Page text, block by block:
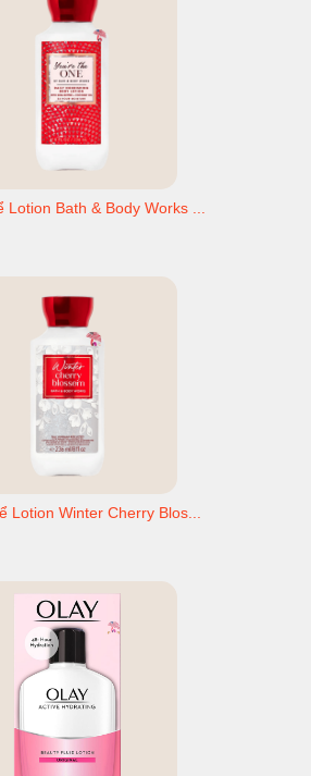
Lotion Bath & Body Works ...
Lotion Winter Cherry Blos...